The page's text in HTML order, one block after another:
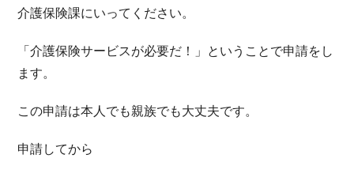
介護保険課にいってください。
「介護保険サービスが必要だ！」ということで申請をし
ます。
この申請は本人でも親族でも大丈夫です。
申請してから